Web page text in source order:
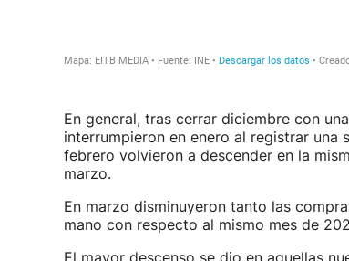
En general, tras cerrar diciembre con
interrumpieron en enero al registrar una
febrero volvieron a descender en la
marzo.
En marzo disminuyeron tanto las
mano con respecto al mismo mes de
El mayor descenso se dio en aquellas